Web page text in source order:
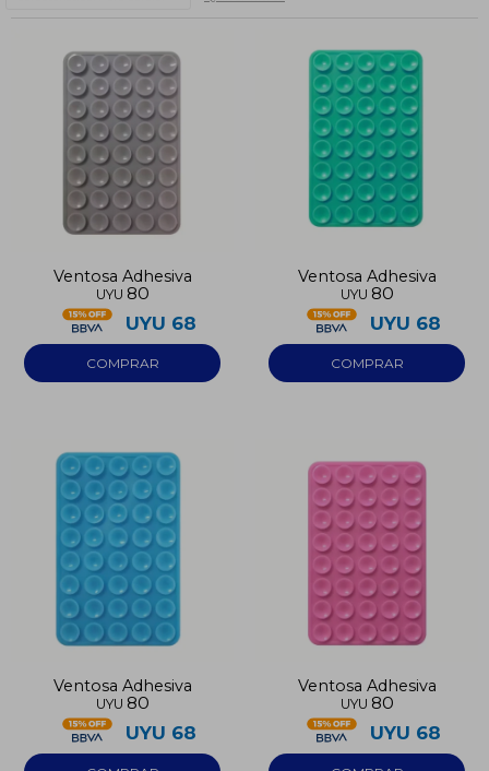
Ventosa Adhesiva
UYU 80
UYU 68
Ventosa Adhesiva
UYU 80
UYU 68
Ventosa Adhesiva
UYU 80
UYU 68
Ventosa Adhesiva
UYU 80
UYU 68